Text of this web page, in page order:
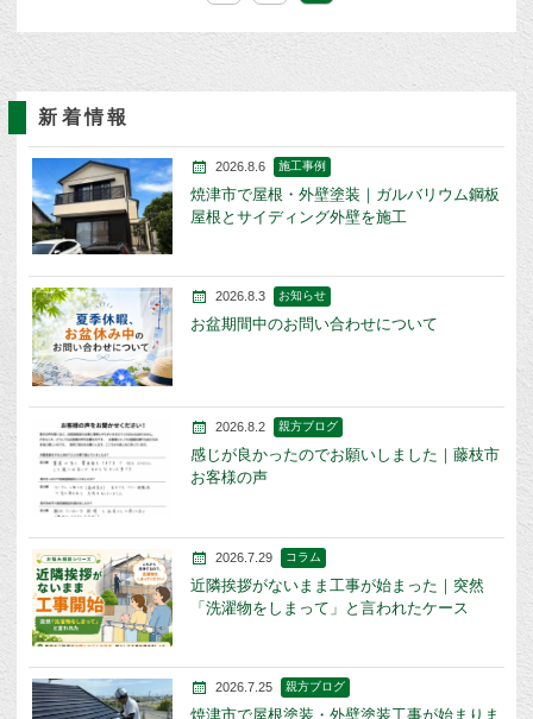
新着情報
2026.8.6 施工事例
焼津市で屋根・外壁塗装｜ガルバリウム鋼板
屋根とサイディング外壁を施工
2026.8.3 お知らせ
お盆期間中のお問い合わせについて
2026.8.2 親方ブログ
感じが良かったのでお願いしました｜藤枝市
お客様の声
2026.7.29 コラム
近隣挨拶がないまま工事が始まった｜突然
「洗濯物をしまって」と言われたケース
2026.7.25 親方ブログ
焼津市で屋根塗装・外壁塗装工事が始まりま